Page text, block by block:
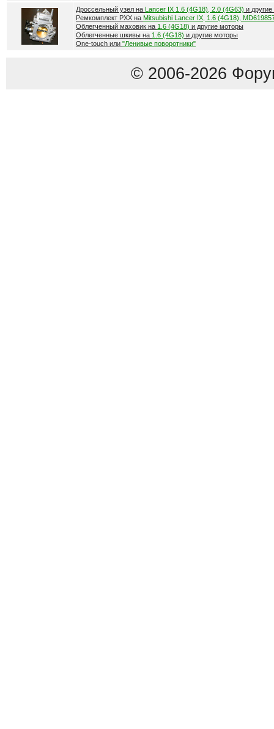
Дроссельный узел на Lancer IX 1.6 (4G18), 2.0 (4G63) и
Ремкомплект РХХ на Mitsubishi Lancer IX, 1.6 (4G18),
Облегченный маховик на 1.6 (4G18) и другие моторы
Облегченные шкивы на 1.6 (4G18) и другие моторы
One-touch или "Ленивые поворотники"
© 2006-2026